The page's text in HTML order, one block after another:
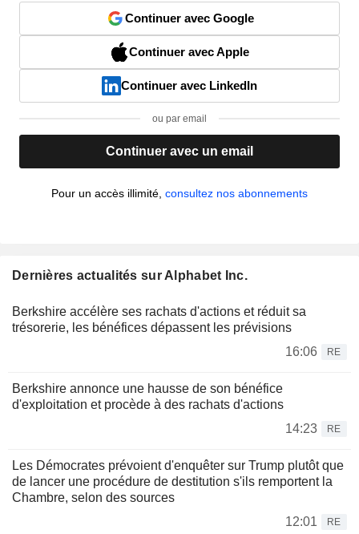
Continuer avec Google
Continuer avec Apple
Continuer avec LinkedIn
ou par email
Continuer avec un email
Pour un accès illimité, consultez nos abonnements
Dernières actualités sur Alphabet Inc.
Berkshire accélère ses rachats d'actions et réduit sa
trésorerie, les bénéfices dépassent les prévisions
16:06
RE
Berkshire annonce une hausse de son bénéfice
d'exploitation et procède à des rachats d'actions
14:23
RE
Les Démocrates prévoient d'enquêter sur Trump plutôt que
de lancer une procédure de destitution s'ils remportent la
Chambre, selon des sources
12:01
RE